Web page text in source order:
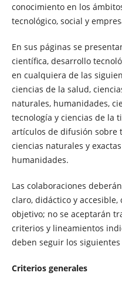
conocimiento en los
tecnológico, social y
En sus páginas se
científica, desarrollo
en cualquiera de las
ciencias de la salud,
naturales, humanidades,
tecnología y ciencias de la
artículos de difusión sobre
ciencias naturales y
humanidades.
Las colaboraciones
claro, didáctico y
objetivo; no se aceptarán
criterios y lineamientos
deben seguir los
Criterios generales